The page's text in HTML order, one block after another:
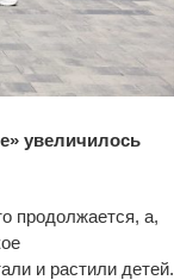
» увеличилось
продолжается, а,
и растили детей.